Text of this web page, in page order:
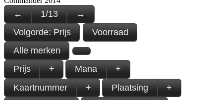
← 1/13
→
Volgorde: Prijs
Voorraad
Alle merken
Prijs
+ Mana
+
Kaartnummer
+ Plaatsing
+